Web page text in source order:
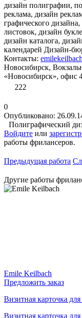
дизайн полиграфии,
реклама, дизайн
графического
листовок, дизайн
дизайн каталога,
календарей Дизайн-
Контакты:
Новосибирск,
«Новосибирск», офис
222
0
Опубликовано:
Полиграфический
Войдите или
работы фрилансеров.
Предыдущая работа
Другие работы
Emile Keilbach
Предложить заказ
Визитная карточка
Визитная карточка